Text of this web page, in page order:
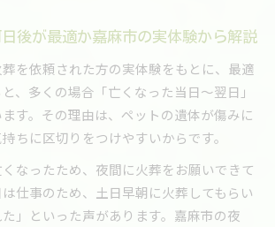
後が最適か嘉麻市の実体験から解説
を依頼された方の実体験をもとに、最適
、多くの場合「亡くなった当日〜翌日」
す。その理由は、ペットの遺体が傷みに
ちに区切りをつけやすいからです。
なったため、夜間に火葬をお願いできて
仕事のため、土日早朝に火葬してもらい
」といった声があります。嘉麻市の夜